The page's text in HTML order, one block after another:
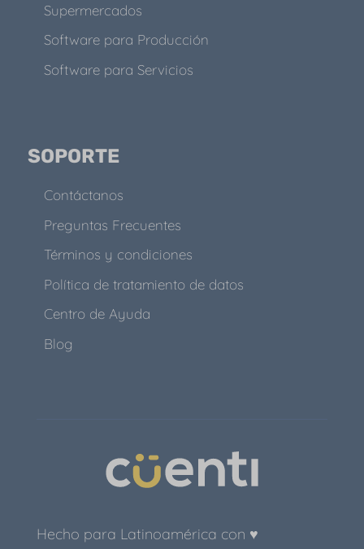
Supermercados
Software para Producción
Software para Servicios
SOPORTE
Contáctanos
Preguntas Frecuentes
Términos y condiciones
Política de tratamiento de datos
Centro de Ayuda
Blog
Hecho para Latinoamérica con ♥